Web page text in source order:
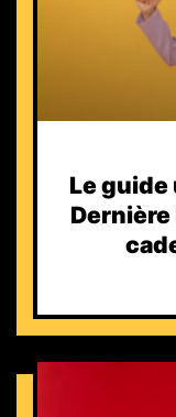
Le guide